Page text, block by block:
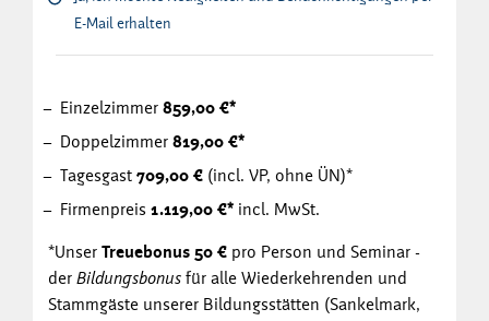
E-Mail erhalten
Einzelzimmer 859,00 €*
Doppelzimmer 819,00 €*
Tagesgast 709,00 € (incl. VP, ohne ÜN)*
Firmenpreis 1.119,00 €* incl. MwSt.
*Unser Treuebonus 50 € pro Person und Seminar -
der Bildungsbonus für alle Wiederkehrenden und
Stammgäste unserer Bildungsstätten (Sankelmark,